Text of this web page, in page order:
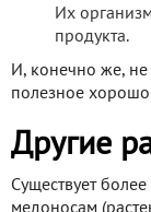
Их
продукта.
И, конечно же, не
полезное хорошо
Другие
Существует
медоносам